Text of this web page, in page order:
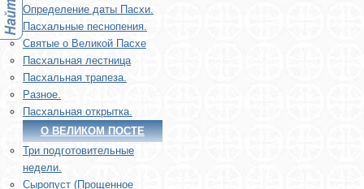
Определение даты Пасхи.
Пасхальные песнопения.
Святые о Великой Пасхе
Пасхальная лестница
Пасхальная трапеза.
Разное.
Пасхальная открытка.
О ВЕЛИКОМ ПОСТЕ
Три подготовительные
недели.
Сыропуст (Прощенное